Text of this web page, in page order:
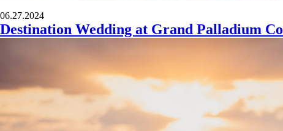
06.27.2024
Destination Wedding at Grand Palladium